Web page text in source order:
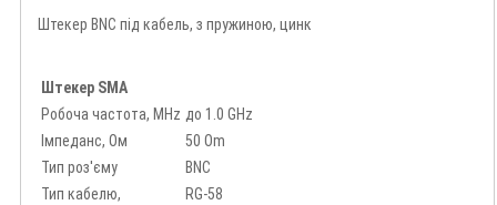
Штекер BNC під кабель, з пружиною, цинк
Штекер SMA
Робоча частота, MHz до 1.0 GHz
Імпеданс, Ом
50 Om
Тип роз'єму
BNC
Тип кабелю,
RG-58